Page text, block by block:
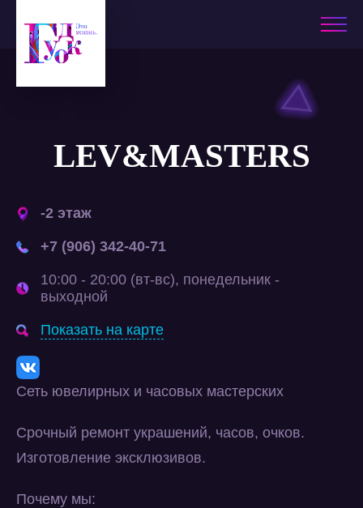
LEV&MASTERS
-2 этаж
+7 (906) 342-40-71
10:00 - 20:00 (вт-вс), понедельник -
выходной
Показать на карте
Сеть ювелирных и часовых мастерских
Срочный ремонт украшений, часов, очков.
Изготовление эксклюзивов.
Почему мы: